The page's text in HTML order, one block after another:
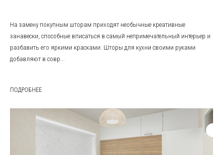
На замену покупным шторам приходят необычные креативные
занавески, способные вписаться в самый непримечательный интерьер и
разбавить его яркими красками. Шторы для кухни своими руками
добавляют в совр...
ПОДРОБНЕЕ